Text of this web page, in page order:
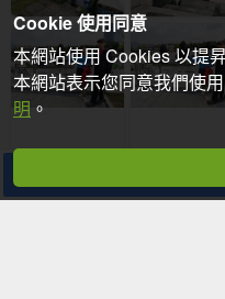
Cookie 使用同意
本網站使用 Cookies 以提
本網站表示您同意我們使
明 。